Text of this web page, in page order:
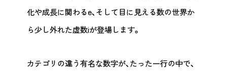
化や成長に関わるe、そして目に見える数の世界か
ら少し外れた虚数iが登場します。
カテゴリの違う有名な数字が、たった一行の中で、